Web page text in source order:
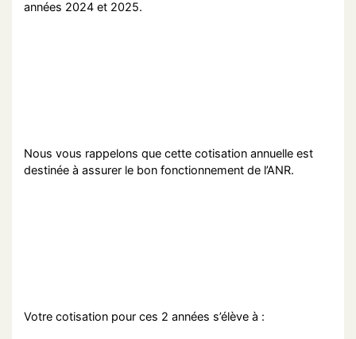
années 2024 et 2025.
Nous vous rappelons que cette cotisation annuelle est
destinée à assurer le bon fonctionnement de l’ANR.
Votre cotisation pour ces 2 années s’élève à :